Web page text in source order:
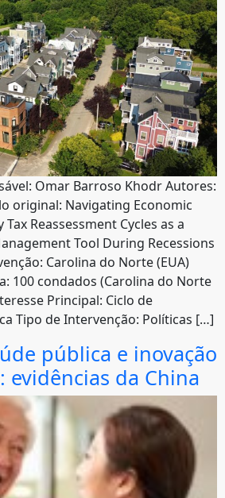
Omar Barroso Khodr Autores:
original: Navigating Economic
Reassessment Cycles as a
Tool During Recessions
Carolina do Norte (EUA)
100 condados (Carolina do Norte
Principal: Ciclo de
Tipo de Intervenção: Políticas […]
pública e inovação
evidências da China